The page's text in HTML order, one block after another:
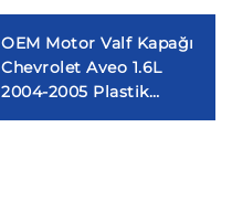
OEM Motor Valf Kapağı
Chevrolet Aveo 1.6L
2004-2005 Plastik
96473698 96473 964-73-